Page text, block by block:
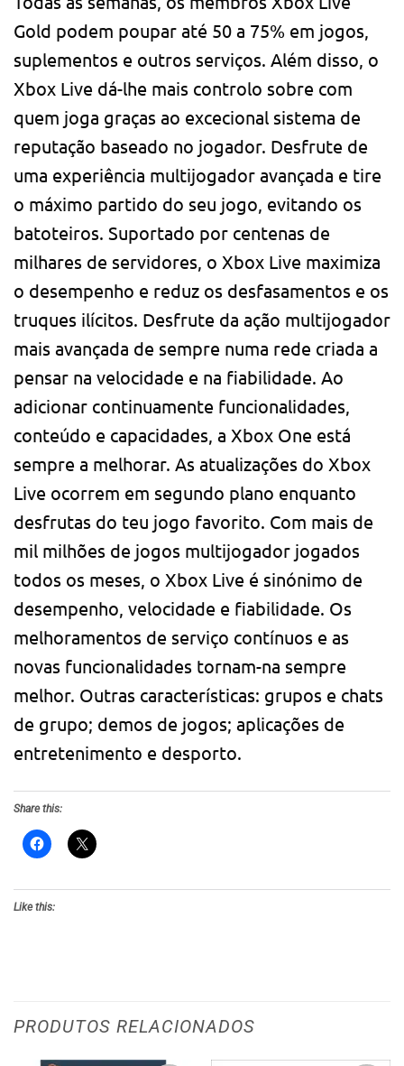
Gold podem poupar até 50 a 75% em jogos,
suplementos e outros serviços. Além disso, o
Xbox Live dá-lhe mais controlo sobre com
quem joga graças ao excecional sistema de
reputação baseado no jogador. Desfrute de
uma experiência multijogador avançada e tire
o máximo partido do seu jogo, evitando os
batoteiros. Suportado por centenas de
milhares de servidores, o Xbox Live maximiza
o desempenho e reduz os desfasamentos e os
truques ilícitos. Desfrute da ação multijogador
mais avançada de sempre numa rede criada a
pensar na velocidade e na fiabilidade. Ao
adicionar continuamente funcionalidades,
conteúdo e capacidades, a Xbox One está
sempre a melhorar. As atualizações do Xbox
Live ocorrem em segundo plano enquanto
desfrutas do teu jogo favorito. Com mais de
mil milhões de jogos multijogador jogados
todos os meses, o Xbox Live é sinónimo de
desempenho, velocidade e fiabilidade. Os
melhoramentos de serviço contínuos e as
novas funcionalidades tornam-na sempre
melhor. Outras características: grupos e chats
de grupo; demos de jogos; aplicações de
entretenimento e desporto.
Share this:
Like this:
PRODUTOS RELACIONADOS